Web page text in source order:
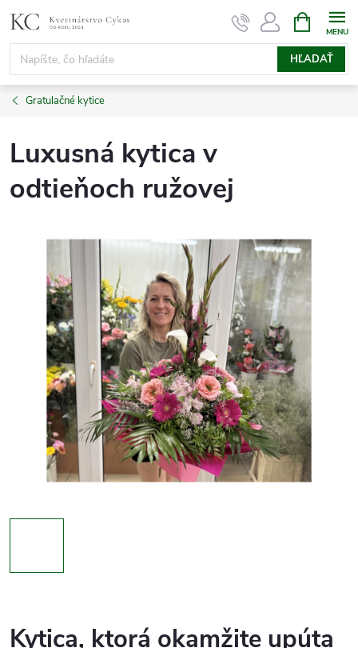
na
obsah
HĽADAŤ
KOŠÍK
Gratulačné kytice
Luxusná kytica v
odtieňoch ružovej
Kytica, ktorá okamžite upúta